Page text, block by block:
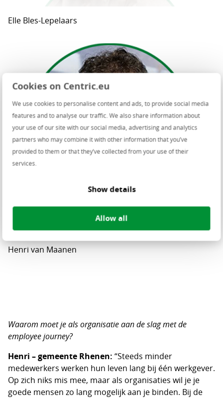
Cookies on Centric.eu
We use cookies to personalise content and ads, to provide social media
features and to analyse our traffic. We also share information about
your use of our site with our social media, advertising and analytics
partners who may combine it with other information that you’ve
provided to them or that they’ve collected from your use of their
services.
Show details
Allow all
Elle Bles-Lepelaars
Henri van Maanen
Waarom moet je als organisatie aan de slag met de
employee journey?
Henri – gemeente Rhenen: “Steeds minder
medewerkers werken hun leven lang bij één werkgever.
Op zich niks mis mee, maar als organisaties wil je je
goede mensen zo lang mogelijk aan je binden. Bij de